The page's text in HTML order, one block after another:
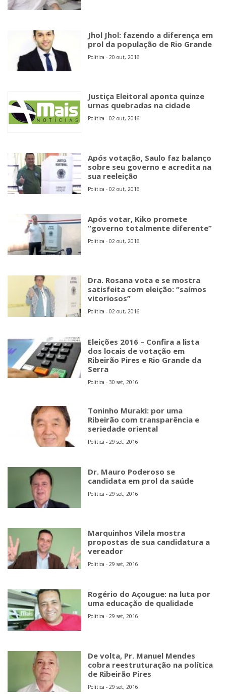
Jhol Jhol: fazendo a diferença em
prol da população de Rio Grande
Política - 20 out, 2016
Justiça Eleitoral aponta quinze
urnas quebradas na cidade
Política - 02 out, 2016
Após votação, Saulo faz balanço
sobre seu governo e acredita na
sua reeleição
Política - 02 out, 2016
Após votar, Kiko promete
“governo totalmente diferente”
Política - 02 out, 2016
Dra. Rosana vota e se mostra
satisfeita com eleição: “saímos
vitoriosos”
Política - 02 out, 2016
Eleições 2016 – Confira a lista
dos locais de votação em
Ribeirão Pires e Rio Grande da
Serra
Política - 30 set, 2016
Toninho Muraki: por uma
Ribeirão com transparência e
seriedade oriental
Política - 29 set, 2016
Dr. Mauro Poderoso se
candidata em prol da saúde
Política - 29 set, 2016
Marquinhos Vilela mostra
propostas de sua candidatura a
vereador
Política - 29 set, 2016
Rogério do Açougue: na luta por
uma educação de qualidade
Política - 29 set, 2016
De volta, Pr. Manuel Mendes
cobra reestruturação na política
de Ribeirão Pires
Política - 29 set, 2016